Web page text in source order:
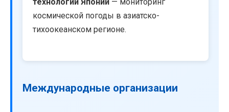
технологий Японии — мониторинг
космической погоды в азиатско-
тихоокеанском регионе.
Международные организации